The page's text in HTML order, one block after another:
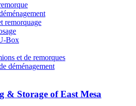
remorquage
Box
et de remorques
déménagement
& Storage of East Mesa